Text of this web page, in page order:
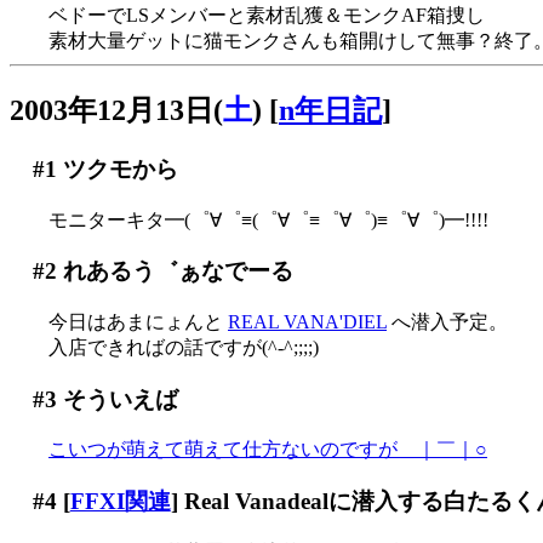
ベドーでLSメンバーと素材乱獲＆モンクAF箱捜し
素材大量ゲットに猫モンクさんも箱開けして無事？終了。
2003年12月13日(土) [n年日記]
#1 ツクモから
モニターキタ━(゜∀゜≡(゜∀゜≡゜∀゜)≡゜∀゜)━!!!!
#2 れあるう゛ぁなでーる
今日はあまにょんと REAL VANA'DIEL へ潜入予定。
入店できればの話ですが(^-^;;;;)
#3 そういえば
こいつが萌えて萌えて仕方ないのですが＿｜￣｜○
#4[FFXI関連] Real Vanadealに潜入する白たるく